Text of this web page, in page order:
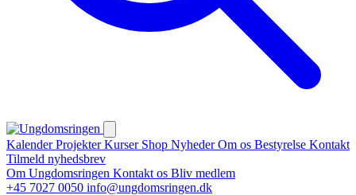
KalenderProjekterKurser Shop NyhederOm os Bestyrelse Kontakt
Tilmeld nyhedsbrev
Om Ungdomsringen Kontakt os Bliv medlem
+45 7027 0050 info@ungdomsringen.dk